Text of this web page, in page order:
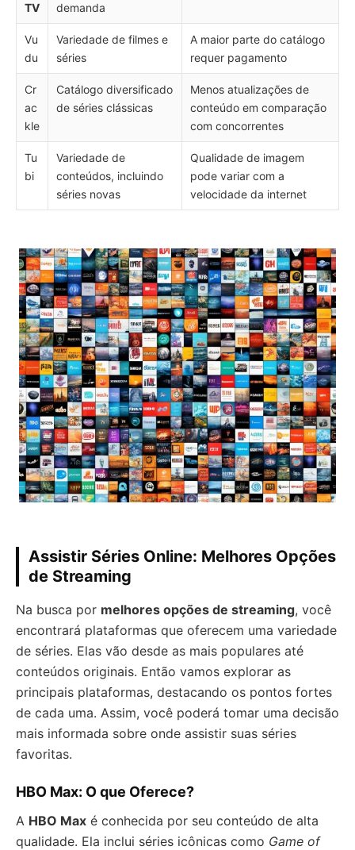
TV
demanda
Vu
du
Variedade de filmes e
séries
A maior parte do catálogo
requer pagamento
Cr
ac
kle
Catálogo diversificado
de séries clássicas
Menos atualizações de
conteúdo em comparação
com concorrentes
Tu
bi
Variedade de
conteúdos, incluindo
séries novas
Qualidade de imagem
pode variar com a
velocidade da internet
Assistir Séries Online: Melhores Opções
de Streaming
Na busca por melhores opções de streaming, você
encontrará plataformas que oferecem uma variedade
de séries. Elas vão desde as mais populares até
conteúdos originais. Então vamos explorar as
principais plataformas, destacando os pontos fortes
de cada uma. Assim, você poderá tomar uma decisão
mais informada sobre onde assistir suas séries
favoritas.
HBO Max: O que Oferece?
A HBO Max é conhecida por seu conteúdo de alta
qualidade. Ela inclui séries icônicas como Game of